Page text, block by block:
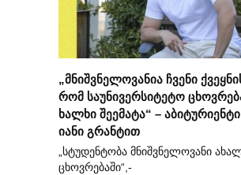
„მნიშვნელოვანია ჩვენი
რომ საუნივერსიტეტო
ხალხი შეემატა“ – აბიტურიენტი
იანი გრანტით
„სტუდენტობა მნიშვნელოვანი
ცხოვრებაში“,-